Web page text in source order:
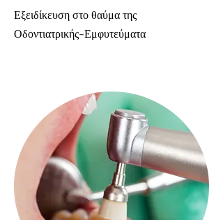
Εξειδίκευση στο θαύμα της
Οδοντιατρικής-Εμφυτεύματα